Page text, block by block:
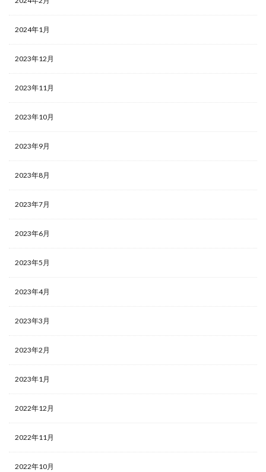
2024年1月
2023年12月
2023年11月
2023年10月
2023年9月
2023年8月
2023年7月
2023年6月
2023年5月
2023年4月
2023年3月
2023年2月
2023年1月
2022年12月
2022年11月
2022年10月